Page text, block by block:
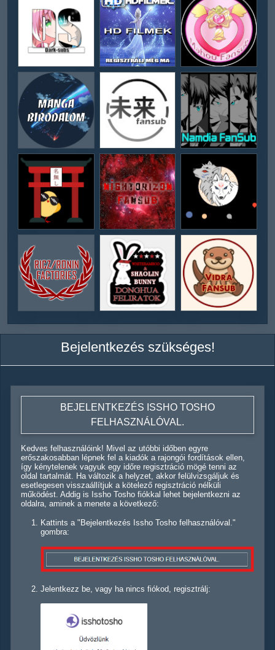
Bejelentkezés szükséges!
BEJELENTKEZÉS ISSHO TOSHO
FELHASZNÁLÓVAL.
Kedves felhasználóink! Mivel az utóbbi időben egyre
erőszakosabban lépnek fel a kiadók a rajongói fordítások ellen,
így kénytelenek vagyuk egy időre regisztráció mögé tenni az
oldal tartalmát. Ha változik a helyzet, akkor felülvizsgáljuk és
esetlegesen visszaállítjuk a kötelező regisztráció nélküli
működést. Addig is Issho Tosho fiókkal lehet bejelentkezni az
oldalra, aminek a menete a következő:
Kattints a "Bejelentkezés Issho Tosho felhasználóval."
gombra:
Jelentkezz be, vagy ha nincs fiókod, regisztrálj: